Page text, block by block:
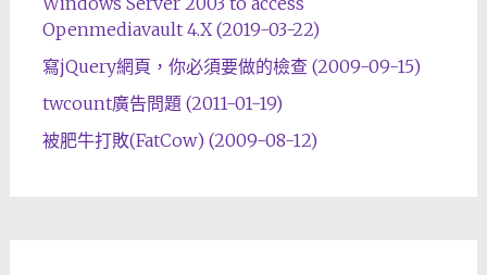
Openmediavault 4.X (2019-03-22)
寫jQuery網頁，你必須要做的檢查 (2009-09-15)
twcount廣告問題 (2011-01-19)
被肥牛打敗(FatCow) (2009-08-12)